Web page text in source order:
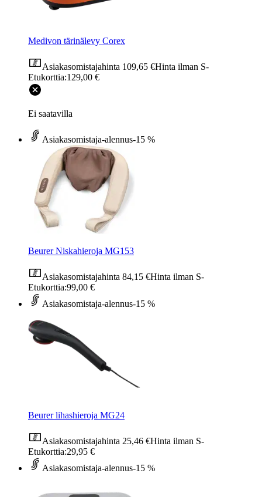
Medivon tärinälevy Corex
Asiakasomistajahinta 109,65 €Hinta ilman S-
Etukorttia:129,00 €
Ei saatavilla
Asiakasomistaja-alennus-15 %
Beurer Niskahieroja MG153
Asiakasomistajahinta 84,15 €Hinta ilman S-
Etukorttia:99,00 €
Asiakasomistaja-alennus-15 %
Beurer lihashieroja MG24
Asiakasomistajahinta 25,46 €Hinta ilman S-
Etukorttia:29,95 €
Asiakasomistaja-alennus-15 %